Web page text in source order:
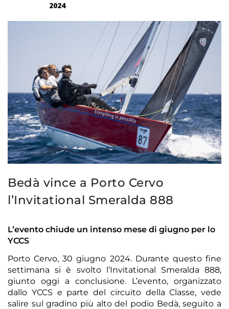
2024
Bedà vince a Porto Cervo
l’Invitational Smeralda 888
L’evento chiude un intenso mese di giugno per lo
YCCS
Porto Cervo, 30 giugno 2024. Durante questo fine
settimana si è svolto l’Invitational Smeralda 888,
giunto oggi a conclusione. L’evento, organizzato
dallo YCCS e parte del circuito della Classe, vede
salire sul gradino più alto del podio Bedà, seguito a